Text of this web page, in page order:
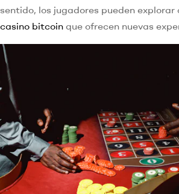
sentido, los jugadores pueden explorar
casino bitcoin que ofrecen nuevas